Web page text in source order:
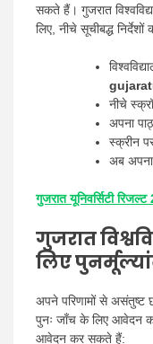
सकते हैं। गुजरात
लिए, नीचे सूचीबद्ध
नीचे
अपना
स्क्रीन
अब अपना
गुजरात यूनिवर्सिटी
गुजरात
लिए
अपने परिणामों से असंतुष्ट
पुनः जाँच के लिए आवेदन
आवेदन कर सकते हैं: